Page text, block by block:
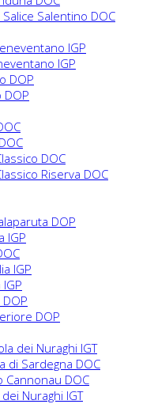
Salentino DOC
IGP
IGP
DOP
DOP
DOC
Riserva DOC
DOP
IGP
IGP
DOP
dei Nuraghi IGT
di Sardegna DOC
Cannonau DOC
Nuraghi IGT